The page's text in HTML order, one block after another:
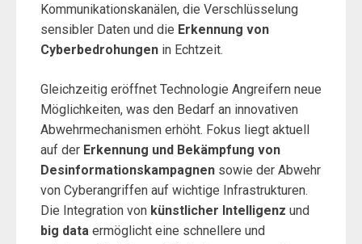
Kommunikationskanälen, die Verschlüsselung
sensibler Daten und die Erkennung von
Cyberbedrohungen in Echtzeit.
Gleichzeitig eröffnet Technologie Angreifern neue
Möglichkeiten, was den Bedarf an innovativen
Abwehrmechanismen erhöht. Fokus liegt aktuell
auf der Erkennung und Bekämpfung von
Desinformationskampagnen sowie der Abwehr
von Cyberangriffen auf wichtige Infrastrukturen.
Die Integration von künstlicher Intelligenz und
big data ermöglicht eine schnellere und